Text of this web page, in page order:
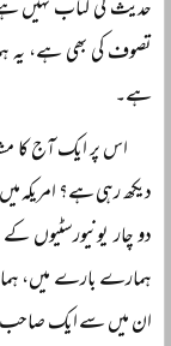
حدیث کی کتاب نہیں
تصوف کی بھی ہے، یہ
ہے۔
اس پر ایک آج کا
دیکھ رہی ہے؟ امریکہ
دو چار یونیورسٹیوں
ہمارے بارے میں،
ان میں سے ایک صاحب